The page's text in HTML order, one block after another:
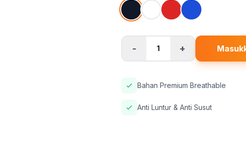
- 1 +
Bahan Premium Breathable
Anti Luntur & Anti Susut